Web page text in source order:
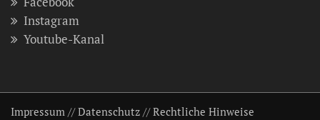
Instagram
Youtube-Kanal
Impressum //Datenschutz //Rechtliche Hinweise